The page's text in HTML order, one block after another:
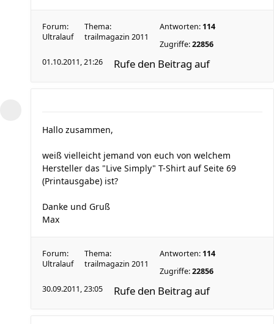
Forum:
Ultralauf
Thema:
trailmagazin 2011
Antworten: 114
Zugriffe:22856
01.10.2011, 21:26
Rufe den Beitrag auf
Hallo zusammen,
weiß vielleicht jemand von euch von welchem
Hersteller das "Live Simply" T-Shirt auf Seite 69
(Printausgabe) ist?
Danke und Gruß
Max
Forum:
Ultralauf
Thema:
trailmagazin 2011
Antworten: 114
Zugriffe:22856
30.09.2011, 23:05
Rufe den Beitrag auf